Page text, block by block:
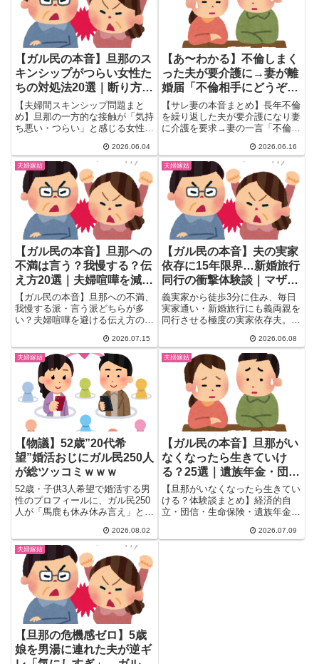
【ガル民の本音】旦那のス
キンシップがつらい女性た
ちの対処法20選｜断り方・
やめさせた方法・限界ライ
ン
【夫婦間スキンシップ問題まと
め】旦那の一方的な接触が「気持
ち悪い・つらい」と感じる女性た
も同意は必要？やめさせた言葉・
行動・限界ラインをガル民300人
の体験談から徹底まとめ。
2026.06.04
【あ〜わかる】不倫しまく
った夫が要介護に→妻が離
婚届「不倫相手にどうぞ」
ガル民大共感まとめ
【サレ妻の本音まとめ】長年不倫
を繰り返した夫が要介護になり妻
に介護を要求→妻の一言「不倫相
渡した話がガルちゃんで大反響。
介護拒否は合法？弁護士解説と財
産分与・年金分割のポイント、サ
レ妻たちのリアル体験談25選を
一挙公開。
2026.06.16
夫婦嫁姑
【ガル民の本音】旦那への
不満は言う？我慢する？伝
え方20選｜夫婦喧嘩を減ら
すコツも
【ガル民の本音】旦那への不満、
我慢する派・言う派どちらが多
い？夫婦喧嘩を避ける伝え方のコ
アルな体験談まで、ガル民たちの
本音をまとめました。夫婦関係の
伝え方に悩む方は必見です。
2026.07.15
夫婦嫁姑
【ガル民の本音】夫の実家
依存に15年限界…新婚旅行
同行の衝撃体験談｜マザコ
ン夫の心理と対処法
義実家から徒歩3分に住み、毎日
実家通い・新婚旅行にも義両親を
同行させる極度の実家依存夫。
体験談まとめ。マザコン夫の心
理・離婚の可否・介護問題への警
鐘まで、ガル民200人超の本音を
厳選してお届けします。
2026.06.08
夫婦嫁姑
【物議】52歳”20代希
望”婚活おじにガル民250人
が総ツッコミｗｗｗ
52歳・子供3人希望で婚活する男
性のプロフィールに、ガル民250
人が「馬鹿も休み休み言え」と総
結婚相談所スタッフの生々しい裏
話、そして漫画のまさかの後日談
まで、婚活のリアルを徹底まとめ
しました。あなたの理想、大丈夫
ですか？
2026.08.02
夫婦嫁姑
【ガル民の本音】旦那がい
なくなったら生きていけ
る？25選｜遺族年金・団
信・生命保険のリアル
【旦那がいなくなったら生きてい
ける？体験談まとめ】経済的自
立・団信・生命保険・遺族年金に
声を厳選。お金の不安から精神面
2026.07.09
夫婦嫁姑
【旦那の危機感ゼロ】5歳
娘を男湯に連れた夫が逆ギ